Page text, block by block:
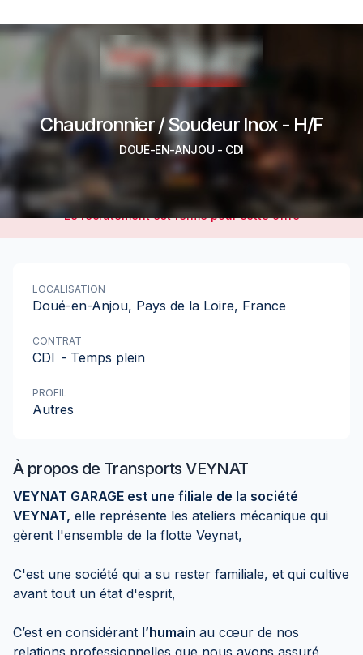
Chaudronnier / Soudeur Inox - H/F
DOUÉ-EN-ANJOU - CDI
Le recrutement est fermé pour cette offre
À propos de Transports VEYNAT
VEYNAT GARAGE est une filiale de la société
VEYNAT, elle représente les ateliers mécanique qui
gèrent l'ensemble de la flotte Veynat,
C'est une société qui a su rester familiale, et qui cultive
avant tout un état d'esprit,
C’est en considérant l’humain au cœur de nos
relations professionnelles que nous avons assuré
LOCALISATION
Doué-en-Anjou, Pays de la Loire, France
CONTRAT
CDI - Temps plein
PROFIL
Autres